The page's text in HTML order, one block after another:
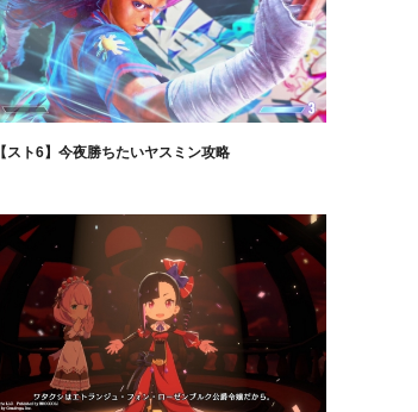
【スト6】今夜勝ちたいヤスミン攻略